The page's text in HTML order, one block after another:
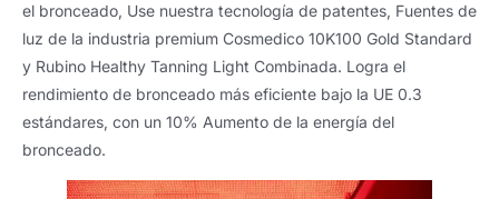
el bronceado, Use nuestra tecnología de patentes, Fuentes de
luz de la industria premium Cosmedico 10K100 Gold Standard
y Rubino Healthy Tanning Light Combinada. Logra el
rendimiento de bronceado más eficiente bajo la UE 0.3
estándares, con un 10% Aumento de la energía del
bronceado.